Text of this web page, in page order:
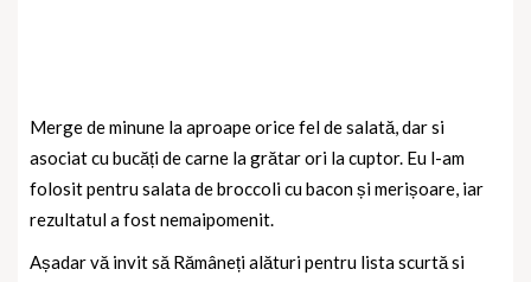
Merge de minune la aproape orice fel de salată, dar si
asociat cu bucăți de carne la grătar ori la cuptor. Eu l-am
folosit pentru salata de broccoli cu bacon și merișoare, iar
rezultatul a fost nemaipomenit.
Așadar vă invit să Rămâneți alături pentru lista scurtă si